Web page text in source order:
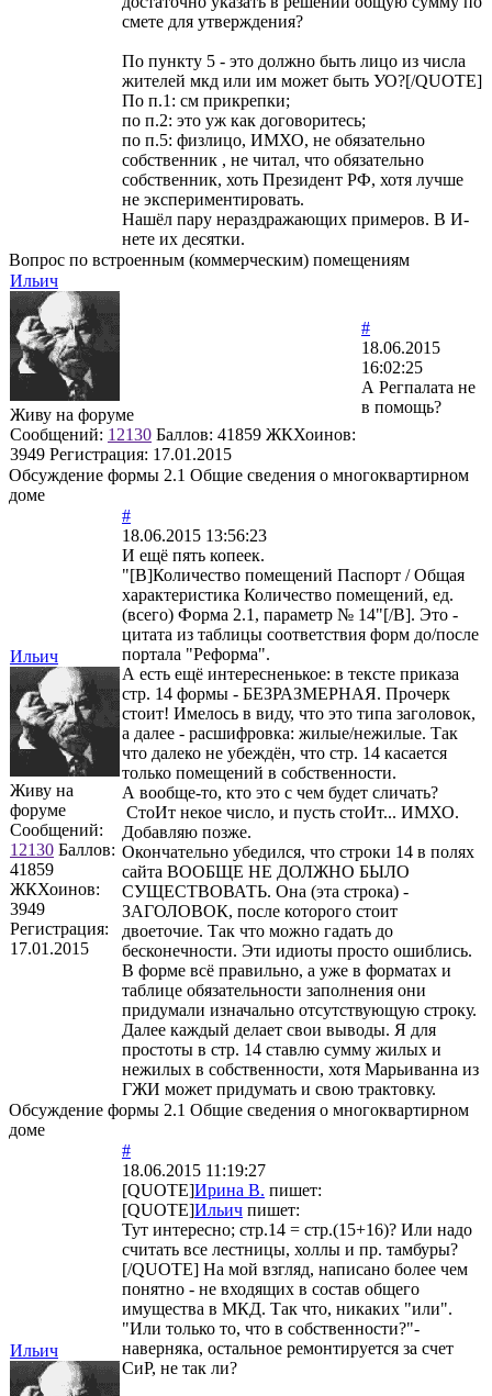
смете для утверждения?
По пункту 5 - это должно быть лицо из числа
жителей мкд или им может быть УО?[/QUOTE]
По п.1: см прикрепки;
по п.2: это уж как договоритесь;
по п.5: физлицо, ИМХО, не обязательно
собственник , не читал, что обязательно
собственник, хоть Президент РФ, хотя лучше
не экспериментировать.
Нашёл пару нераздражающих примеров. В И-
нете их десятки.
Вопрос по встроенным (коммерческим) помещениям
Ильич
Живу на форуме
Сообщений: 12130 Баллов: 41859 ЖКХоинов:
3949 Регистрация: 17.01.2015
#
18.06.2015
16:02:25
А Регпалата не
в помощь?
Обсуждение формы 2.1 Общие сведения о многоквартирном
доме
Ильич
Живу на
форуме
Сообщений:
12130 Баллов:
41859
ЖКХоинов:
3949
Регистрация:
17.01.2015
#
18.06.2015 13:56:23
И ещё пять копеек.
"[B]Количество помещений Паспорт / Общая
характеристика Количество помещений, ед.
(всего) Форма 2.1, параметр № 14"[/B]. Это -
цитата из таблицы соответствия форм до/после
портала "Реформа".
А есть ещё интересненькое: в тексте приказа
стр. 14 формы - БЕЗРАЗМЕРНАЯ. Прочерк
стоит! Имелось в виду, что это типа заголовок,
а далее - расшифровка: жилые/нежилые. Так
что далеко не убеждён, что стр. 14 касается
только помещений в собственности.
А вообще-то, кто это с чем будет сличать?
СтоИт некое число, и пусть стоИт... ИМХО.
Добавляю позже.
Окончательно убедился, что строки 14 в полях
сайта ВООБЩЕ НЕ ДОЛЖНО БЫЛО
СУЩЕСТВОВАТЬ. Она (эта строка) -
ЗАГОЛОВОК, после которого стоит
двоеточие. Так что можно гадать до
бесконечности. Эти идиоты просто ошиблись.
В форме всё правильно, а уже в форматах и
таблице обязательности заполнения они
придумали изначально отсутствующую строку.
Далее каждый делает свои выводы. Я для
простоты в стр. 14 ставлю сумму жилых и
нежилых в собственности, хотя Марьиванна из
ГЖИ может придумать и свою трактовку.
Обсуждение формы 2.1 Общие сведения о многоквартирном
доме
Ильич
#
18.06.2015 11:19:27
[QUOTE]Ирина В. пишет:
[QUOTE]Ильич пишет:
Тут интересно; стр.14 = стр.(15+16)? Или надо
считать все лестницы, холлы и пр. тамбуры?
[/QUOTE] На мой взгляд, написано более чем
понятно - не входящих в состав общего
имущества в МКД. Так что, никаких "или".
"Или только то, что в собственности?"-
наверняка, остальное ремонтируется за счет
СиР, не так ли?